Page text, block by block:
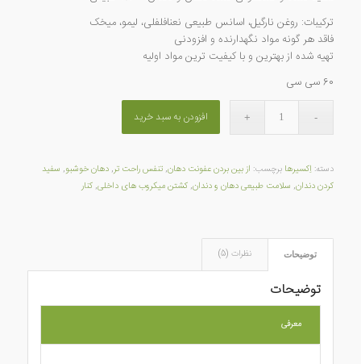
ترکیبات: روغن نارگیل، اسانس طبیعی نعنافلفلی، لیمو، میخک
فاقد هر گونه مواد نگهدارنده و افزودنی
تهیه شده از بهترین و با کیفیت ترین مواد اولیه
60 سی سی
افزودن به سبد خرید
دسته: اِکسیرها برچسب: از بین بردن عفونت دهان, تنفس راحت تر, دهان خوشبو, سفید
کردن دندان, سلامت طبیعی دهان و دندان, کشتن میکروب های داخلی, کنار
توضیحات نظرات (5)
توضیحات
معرفی